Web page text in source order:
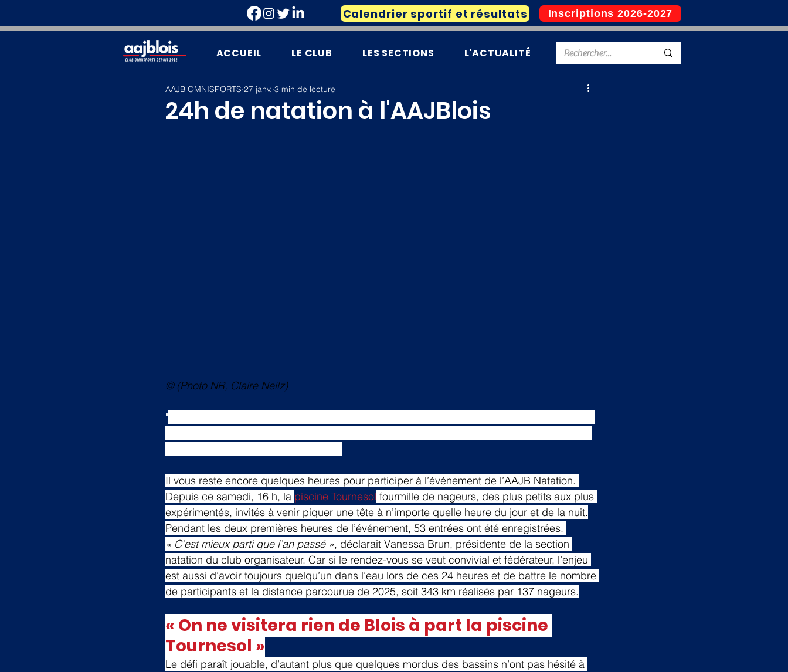
Calendrier sportif et résultats Inscriptions 2026-2027
24h de natation à l'AAJBlois
AAJB OMNISPORTS 27 janv. 3 min de lecture
© (Photo NR, Claire Neilz)
"
Il vous reste encore quelques heures pour participer à l’événement de l’AAJB Natation.
Depuis ce samedi, 16 h, la piscine Tournesol fourmille de nageurs, des plus petits aux plus
expérimentés, invités à venir piquer une tête à n’importe quelle heure du jour et de la nuit.
Pendant les deux premières heures de l’événement, 53 entrées ont été enregistrées.
« C’est mieux parti que l’an passé », déclarait Vanessa Brun, présidente de la section
natation du club organisateur. Car si le rendez-vous se veut convivial et fédérateur, l’enjeu
est aussi d’avoir toujours quelqu’un dans l’eau lors de ces 24 heures et de battre le nombre
de participants et la distance parcourue de 2025, soit 343 km réalisés par 137 nageurs.
« On ne visitera rien de Blois à part la piscine
Tournesol »
Le défi paraît jouable, d’autant plus que quelques mordus des bassins n’ont pas hésité à
ACCUEIL LE CLUB LES SECTIONS L'ACTUALITÉ